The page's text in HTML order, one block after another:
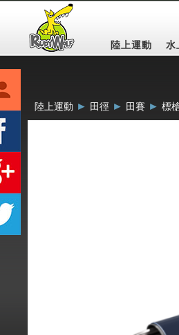
陸上運動 水
陸上運動 ► 田徑 ► 田賽 ► 標